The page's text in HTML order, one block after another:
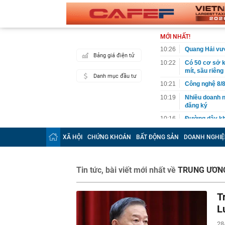
Bảng giá điện tử
Danh mục đầu tư
MỚI NHẤT!
10:26
Quang Hải
10:22
Có 50 cơ sở
mít, sầu riêng
10:21
Công nghệ
10:19
Nhiều doanh
đăng ký
10:16
Đường dây
10:12
Việt Nam có
quyết từ
10:05
Thay sàn
'khủng': Tuổi
Mức phạt
Bắt trend
XÃ HỘI CHỨNG KHOÁN BẤT ĐỘNG SẢN DOANH
Tin tức, bài viết mới nhất về TRUNG